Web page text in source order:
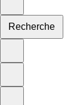
Recherche